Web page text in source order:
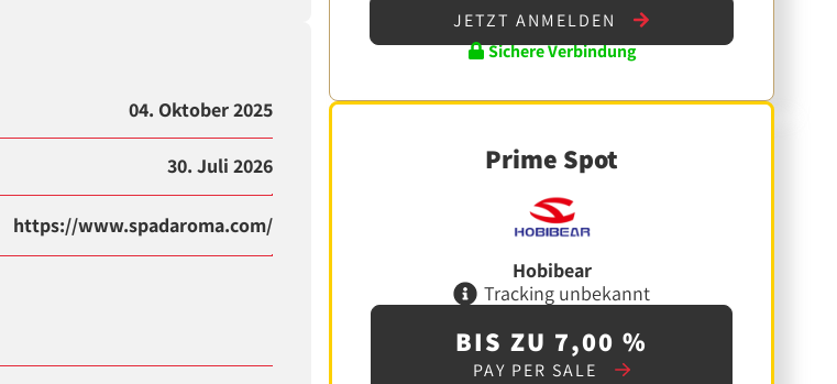
04. Oktober 2025
30. Juli 2026
https://www.spadaroma.com/
JETZT ANMELDEN
Sichere Verbindung
Prime Spot
Hobibear
Tracking unbekannt
BIS ZU 7,00 %
PAY PER SALE